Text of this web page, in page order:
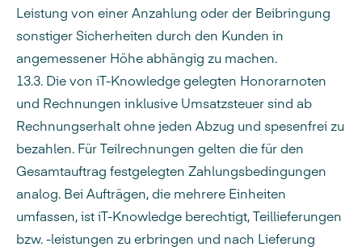
Leistung von einer Anzahlung oder der Beibringung
sonstiger Sicherheiten durch den Kunden in
angemessener Höhe abhängig zu machen.
13.3. Die von iT-Knowledge gelegten Honorarnoten
und Rechnungen inklusive Umsatzsteuer sind ab
Rechnungserhalt ohne jeden Abzug und spesenfrei zu
bezahlen. Für Teilrechnungen gelten die für den
Gesamtauftrag festgelegten Zahlungsbedingungen
analog. Bei Aufträgen, die mehrere Einheiten
umfassen, ist iT-Knowledge berechtigt, Teillieferungen
bzw. -leistungen zu erbringen und nach Lieferung